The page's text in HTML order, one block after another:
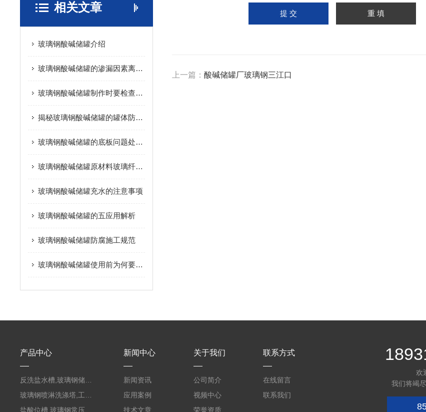
相关文章
玻璃钢酸碱储罐介绍
玻璃钢酸碱储罐的渗漏因素离不开这几点
玻璃钢酸碱储罐制作时要检查的事项
揭秘玻璃钢酸碱储罐的罐体防腐工程
玻璃钢酸碱储罐的底板问题处理措施
玻璃钢酸碱储罐原材料玻璃纤维的简介
玻璃钢酸碱储罐充水的注意事项
玻璃钢酸碱储罐的五应用解析
玻璃钢酸碱储罐防腐施工规范
玻璃钢酸碱储罐使用前为何要进行涂染
上一篇： 酸碱储罐厂玻璃钢三江口
产品中心 新闻中心
新闻资讯
应用案例
技术文章
关于我们
公司简介
视频中心
荣誉资质
联系方式
在线留言
联系我们
欢
我们将竭